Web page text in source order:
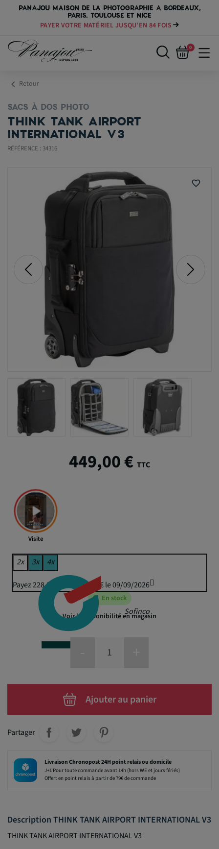
PANAJOU MAISON DE LA PHOTOGRAPHIE A BORDEAUX,
PARIS, TOULOUSE ET NICE
PAYER VOTRE MATÉRIEL JUSQU'EN 84 FOIS
0
chevron_left Retour
SACS À DOS PHOTO
THINK TANK AIRPORT
INTERNATIONAL V3
RÉFÉRENCE : 34316
favorite_border
449,00 € TTC
Visite
Sofinco
2x 3x 4x
Payez 228,36 € puis 224,50 € le 09/09/2026
En stock
Voir la disponibilité en magasin
Ajouter au panier
Partager
Livraison Chronopost 24H point relais ou domicile
J+1 Pour toute commande avant 14h (hors WE et jours fériés)
Offert en point relais à partir de 79€ de commande
Description THINK TANK AIRPORT INTERNATIONAL V3
THINK TANK AIRPORT INTERNATIONAL V3